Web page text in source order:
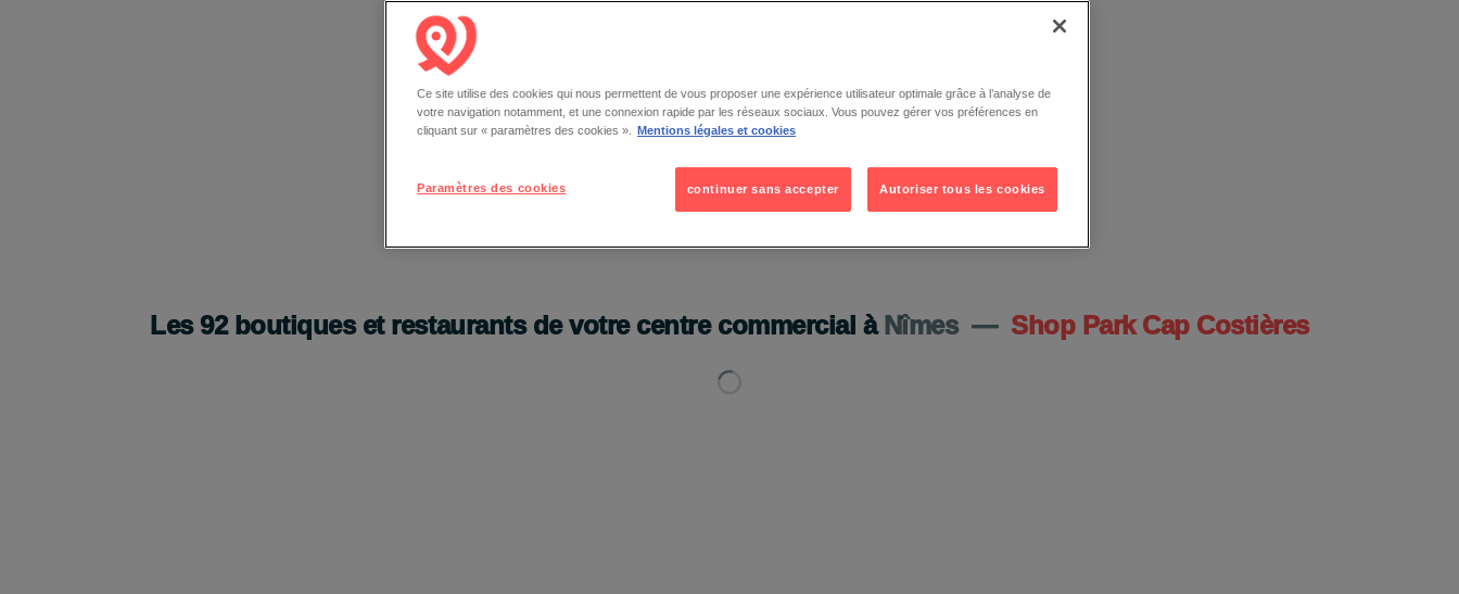
Les 92boutiques et restaurants de votre centre commercial à Nîmes — Shop Park Cap Costières
Ce site utilise des cookies qui nous permettent de vous proposer une expérience utilisateur optimale grâce à l’analyse de
votre navigation notamment, et une connexion rapide par les réseaux sociaux. Vous pouvez gérer vos préférences en
cliquant sur « paramètres des cookies ».
Mentions légales et cookies
Paramètres des cookies continuer sans accepter Autoriser tous les cookies